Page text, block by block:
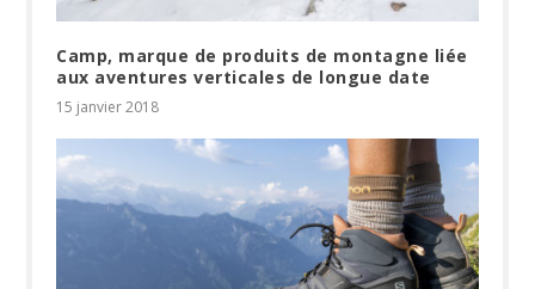
Camp, marque de produits de montagne liée
aux aventures verticales de longue date
15 janvier 2018